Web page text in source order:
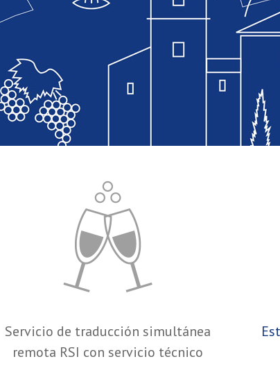
Servicio de traducción simultánea
remota RSI con servicio técnico